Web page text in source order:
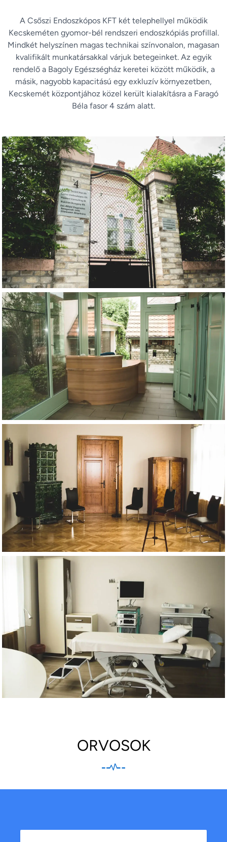
A Csőszi Endoszkópos KFT két telephellyel működik
Kecskeméten gyomor-bél rendszeri endoszkópiás profillal.
Mindkét helyszínen magas technikai színvonalon, magasan
kvalifikált munkatársakkal várjuk betegeinket. Az egyik
rendelő a Bagoly Egészségház keretei között működik, a
másik, nagyobb kapacitású egy exkluzív környezetben,
Kecskemét központjához közel került kialakításra a Faragó
Béla fasor 4 szám alatt.
ORVOSOK